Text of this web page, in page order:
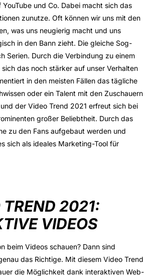
und Co. Dabei macht sich das
zunutze. Oft können wir uns mit den
was uns neugierig macht und uns
in den Bann zieht. Die gleiche Sog-
Serien. Durch die Verbindung zu einem
das noch stärker auf unser Verhalten
in den meisten Fällen das tägliche
oder ein Talent mit den Zuschauern
der Video Trend 2021 erfreut sich bei
großer Beliebtheit. Durch das
zu den Fans aufgebaut werden und
sich als ideales Marketing-Tool für
TREND 2021:
VIDEOS
beim Videos schauen? Dann sind
das Richtige. Mit diesem Video Trend
die Möglichkeit dank interaktiven Web-